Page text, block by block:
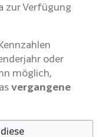
zur Verfügung
oder
möglich,
vergangene